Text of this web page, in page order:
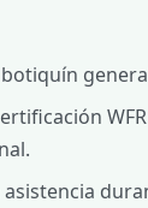
WFR
asistencia